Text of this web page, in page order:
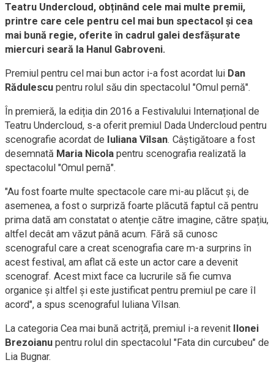
Teatru Undercloud, obținând cele mai multe premii,
printre care cele pentru cel mai bun spectacol și cea
mai bună regie, oferite în cadrul galei desfășurate
miercuri seară la Hanul Gabroveni.
Premiul pentru cel mai bun actor i-a fost acordat lui Dan
Rădulescu pentru rolul său din spectacolul "Omul pernă".
În premieră, la ediția din 2016 a Festivalului Internațional de
Teatru Undercloud, s-a oferit premiul Dada Undercloud pentru
scenografie acordat de Iuliana Vîlsan. Câștigătoare a fost
desemnată Maria Nicola pentru scenografia realizată la
spectacolul "Omul pernă".
"Au fost foarte multe spectacole care mi-au plăcut și, de
asemenea, a fost o surpriză foarte plăcută faptul că pentru
prima dată am constatat o atenție către imagine, către spațiu,
altfel decât am văzut până acum. Fără să cunosc
scenograful care a creat scenografia care m-a surprins în
acest festival, am aflat că este un actor care a devenit
scenograf. Acest mixt face ca lucrurile să fie cumva
organice și altfel și este justificat pentru premiul pe care îl
acord", a spus scenograful Iuliana Vîlsan.
La categoria Cea mai bună actriță, premiul i-a revenit Ilonei
Brezoianu pentru rolul din spectacolul "Fata din curcubeu" de
Lia Bugnar.